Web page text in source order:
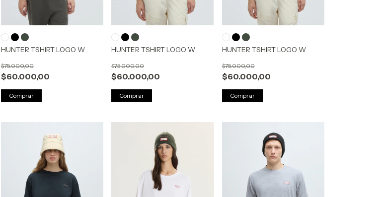
HUNTER TSHIRT LOGO W
$60.000,00
$75.000,00
Comprar
HUNTER TSHIRT LOGO W
$60.000,00
$75.000,00
Comprar
HUNTER TSHIRT LOGO W
$60.000,00
$75.000,00
Comprar